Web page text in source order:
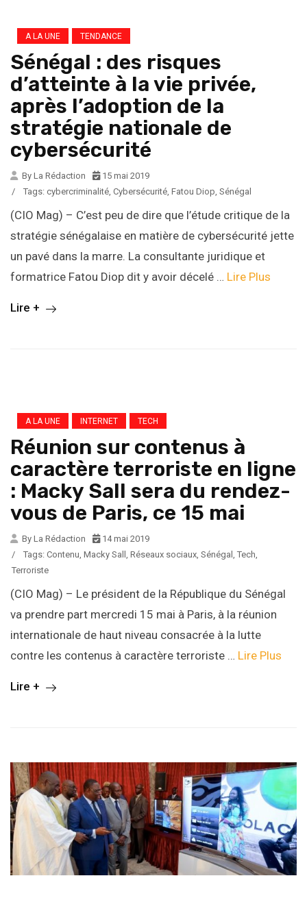
A LA UNE TENDANCE
Sénégal : des risques
d’atteinte à la vie privée,
après l’adoption de la
stratégie nationale de
cybersécurité
By La Rédaction
15 mai 2019
/
Tags: cybercriminalité Cybersécurité Fatou Diop Sénégal
(CIO Mag) – C’est peu de dire que l’étude critique de la
stratégie sénégalaise en matière de cybersécurité jette
un pavé dans la marre. La consultante juridique et
formatrice Fatou Diop dit y avoir décelé … Lire Plus
Lire +
A LA UNE INTERNET TECH
Réunion sur contenus à
caractère terroriste en ligne
: Macky Sall sera du rendez-
vous de Paris, ce 15 mai
By La Rédaction
14 mai 2019
/
Tags: Contenu Macky Sall Réseaux sociaux Sénégal Tech
Terroriste
(CIO Mag) – Le président de la République du Sénégal
va prendre part mercredi 15 mai à Paris, à la réunion
internationale de haut niveau consacrée à la lutte
contre les contenus à caractère terroriste … Lire Plus
Lire +